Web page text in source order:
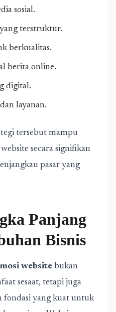
sosial.
terstruktur.
berkualitas.
berita online.
digital.
layanan.
tersebut mampu
secara signifikan
pasar yang
Panjang
Bisnis
website bukan
sesaat, tetapi juga
fondasi yang kuat untuk